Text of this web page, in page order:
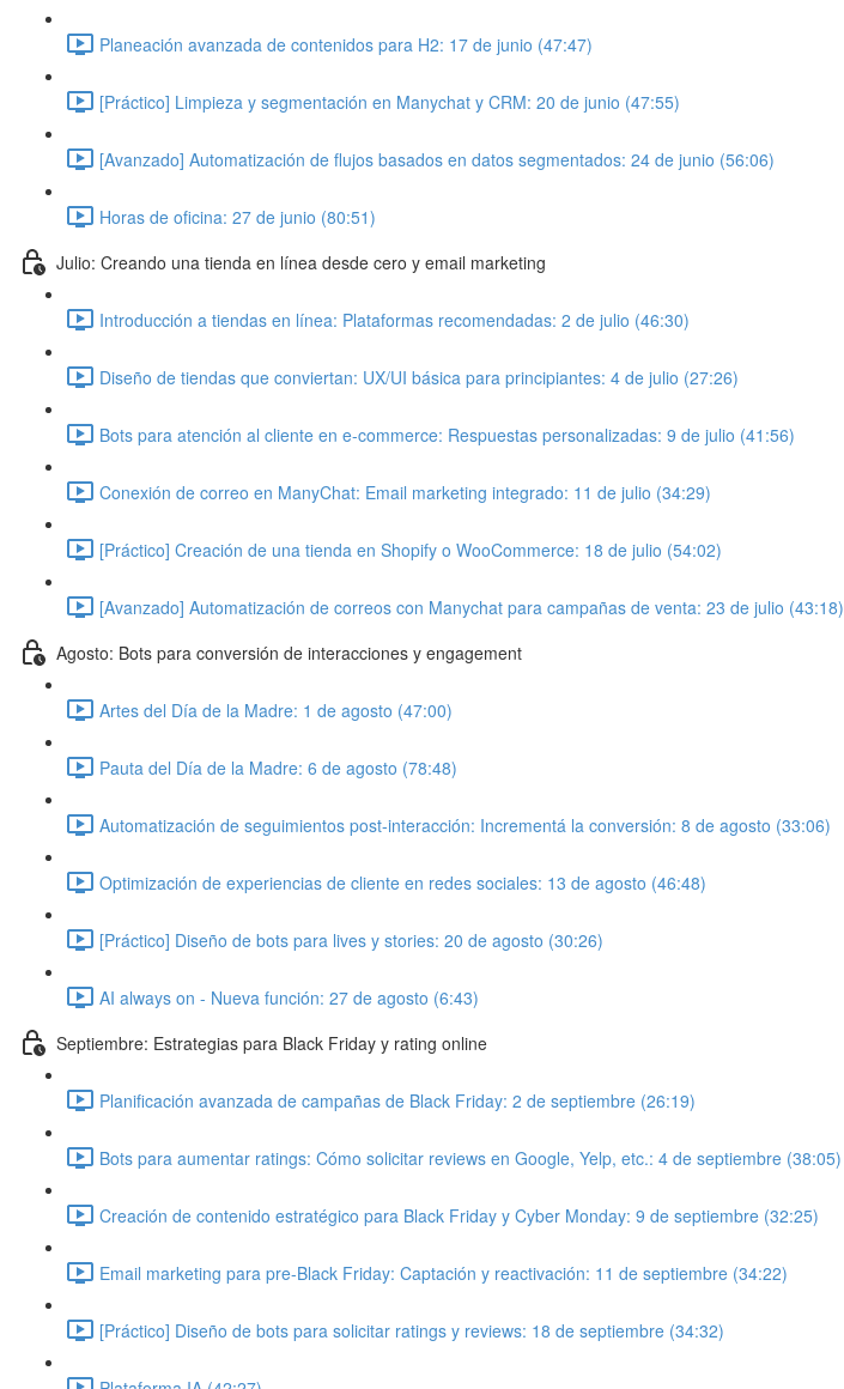
Planeación avanzada de contenidos para H2: 17 de junio (47:47)
[Práctico] Limpieza y segmentación en Manychat y CRM: 20 de junio (47:55)
[Avanzado] Automatización de flujos basados en datos segmentados: 24 de junio (56:06)
Horas de oficina: 27 de junio (80:51)
Julio: Creando una tienda en línea desde cero y email marketing
Introducción a tiendas en línea: Plataformas recomendadas: 2 de julio (46:30)
Diseño de tiendas que conviertan: UX/UI básica para principiantes: 4 de julio (27:26)
Bots para atención al cliente en e-commerce: Respuestas personalizadas: 9 de julio (41:56)
Conexión de correo en ManyChat: Email marketing integrado: 11 de julio (34:29)
[Práctico] Creación de una tienda en Shopify o WooCommerce: 18 de julio (54:02)
[Avanzado] Automatización de correos con Manychat para campañas de venta: 23 de julio (43:18)
Agosto: Bots para conversión de interacciones y engagement
Artes del Día de la Madre: 1 de agosto (47:00)
Pauta del Día de la Madre: 6 de agosto (78:48)
Automatización de seguimientos post-interacción: Incrementá la conversión: 8 de agosto (33:06)
Optimización de experiencias de cliente en redes sociales: 13 de agosto (46:48)
[Práctico] Diseño de bots para lives y stories: 20 de agosto (30:26)
AI always on - Nueva función: 27 de agosto (6:43)
Septiembre: Estrategias para Black Friday y rating online
Planificación avanzada de campañas de Black Friday: 2 de septiembre (26:19)
Bots para aumentar ratings: Cómo solicitar reviews en Google, Yelp, etc.: 4 de septiembre (38:05)
Creación de contenido estratégico para Black Friday y Cyber Monday: 9 de septiembre (32:25)
Email marketing para pre-Black Friday: Captación y reactivación: 11 de septiembre (34:22)
[Práctico] Diseño de bots para solicitar ratings y reviews: 18 de septiembre (34:32)